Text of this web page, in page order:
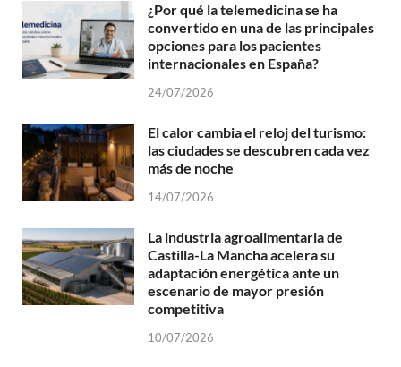
¿Por qué la telemedicina se ha
convertido en una de las principales
opciones para los pacientes
internacionales en España?
24/07/2026
El calor cambia el reloj del turismo:
las ciudades se descubren cada vez
más de noche
14/07/2026
La industria agroalimentaria de
Castilla-La Mancha acelera su
adaptación energética ante un
escenario de mayor presión
competitiva
10/07/2026